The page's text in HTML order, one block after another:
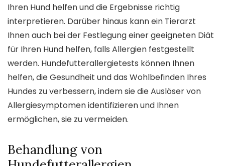
Ihren Hund helfen und die Ergebnisse richtig
interpretieren. Darüber hinaus kann ein Tierarzt
Ihnen auch bei der Festlegung einer geeigneten Diät
für Ihren Hund helfen, falls Allergien festgestellt
werden. Hundefutterallergietests können Ihnen
helfen, die Gesundheit und das Wohlbefinden Ihres
Hundes zu verbessern, indem sie die Auslöser von
Allergiesymptomen identifizieren und Ihnen
ermöglichen, sie zu vermeiden.
Behandlung von